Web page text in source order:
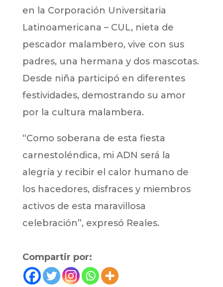
en la Corporación Universitaria
Latinoamericana – CUL, nieta de
pescador malambero, vive con sus
padres, una hermana y dos mascotas.
Desde niña participó en diferentes
festividades, demostrando su amor
por la cultura malambera.
“Como soberana de esta fiesta
carnestoléndica, mi ADN será la
alegría y recibir el calor humano de
los hacedores, disfraces y miembros
activos de esta maravillosa
celebración”, expresó Reales.
Compartir por: